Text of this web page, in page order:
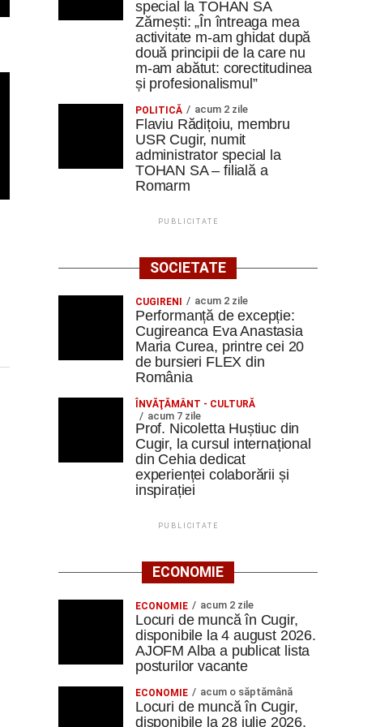
special la TOHAN SA
Zărnești: „În întreaga mea
activitate m-am ghidat după
două principii de la care nu
m-am abătut: corectitudinea
și profesionalismul”
POLITICĂ acum 2 zile
Flaviu Rădițoiu, membru
USR Cugir, numit
administrator special la
TOHAN SA – filială a
Romarm
PUBLICITATE
SOCIETATE
CUGIRENI acum 2 zile
Performanță de excepție:
Cugireanca Eva Anastasia
Maria Curea, printre cei 20
de bursieri FLEX din
România
ÎNVĂŢĂMÂNT - CULTURĂ
acum 7 zile
Prof. Nicoletta Huștiuc din
Cugir, la cursul internațional
din Cehia dedicat
experienței colaborării și
inspirației
PUBLICITATE
ECONOMIE
ECONOMIE acum 2 zile
Locuri de muncă în Cugir,
disponibile la 4 august 2026.
AJOFM Alba a publicat lista
posturilor vacante
ECONOMIE acum o săptămână
Locuri de muncă în Cugir,
disponibile la 28 iulie 2026.